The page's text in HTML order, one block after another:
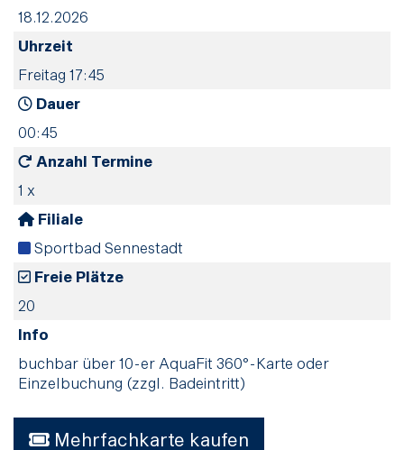
18.12.2026
Uhrzeit
Freitag 17:45
Dauer
00:45
Anzahl Termine
1 x
Filiale
Sportbad Sennestadt
Freie Plätze
20
Info
buchbar über 10-er AquaFit 360°-Karte oder
Einzelbuchung (zzgl. Badeintritt)
Mehrfachkarte kaufen